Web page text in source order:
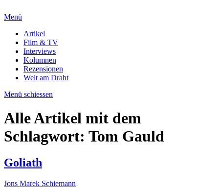
Menü
Artikel
Film & TV
Interviews
Kolumnen
Rezensionen
Welt am Draht
Menü schiessen
Alle Artikel mit dem
Schlagwort: Tom Gauld
Goliath
Jons Marek Schiemann